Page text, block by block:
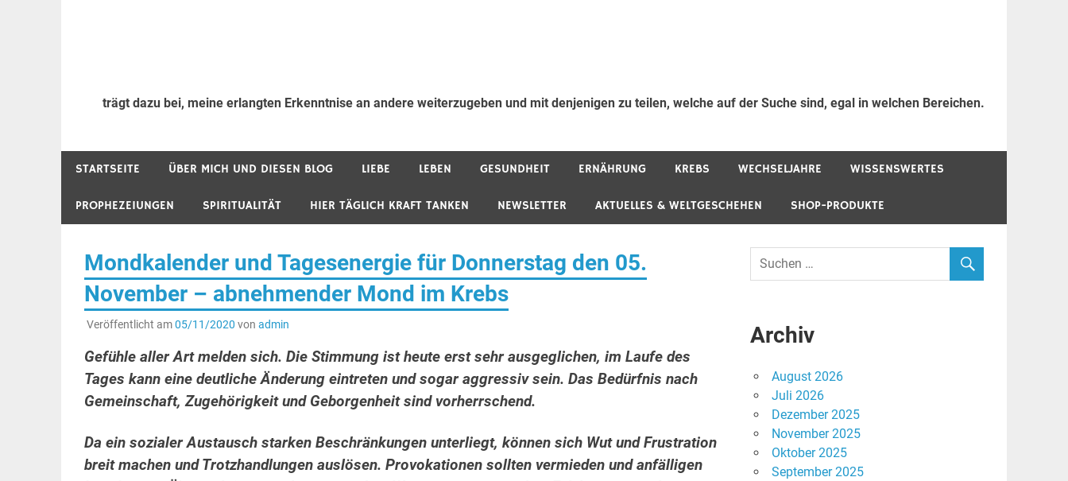
trägt dazu bei, meine erlangten Erkenntnise an andere weiterzugeben und mit denjenigen zu teilen, welche auf der Suche sind, egal in welchen Bereichen.
STARTSEITE ÜBER MICH UND DIESEN BLOG LIEBE LEBEN GESUNDHEIT ERNÄHRUNG KREBS WECHSELJAHRE WISSENSWERTES
PROPHEZEIUNGEN SPIRITUALITÄT HIER TÄGLICH KRAFT TANKEN NEWSLETTER AKTUELLES & WELTGESCHEHEN SHOP-PRODUKTE
Mondkalender und Tagesenergie für Donnerstag den 05.
November – abnehmender Mond im Krebs
Veröffentlicht am05/11/2020 von admin
Gefühle aller Art melden sich. Die Stimmung ist heute erst sehr ausgeglichen, im Laufe des
Tages kann eine deutliche Änderung eintreten und sogar aggressiv sein. Das Bedürfnis nach
Gemeinschaft, Zugehörigkeit und Geborgenheit sind vorherrschend.
Da ein sozialer Austausch starken Beschränkungen unterliegt, können sich Wut und Frustration
breit machen und Trotzhandlungen auslösen. Provokationen sollten vermieden und anfälligen
Archiv
August 2026
Juli 2026
Dezember 2025
November 2025
Oktober 2025
September 2025